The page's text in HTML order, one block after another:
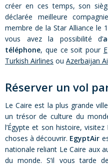
créer en ces temps, son
déclarée meilleure
membre de la Star Alliance le
vous avez la possibilité d’
téléphone, que ce soit pour
Turkish Airlines ou Azerbaijan
Réserver un vol
Le Caire est la plus grande
un trésor de culture du
l’Égypte et son histoire,
choses à découvrir. EgyptAir
nationale reliant Le Caire aux
du monde. S’il vous tarde